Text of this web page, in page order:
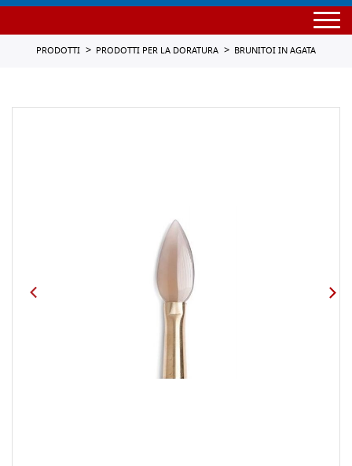
PRODOTTI PRODOTTI PER LA DORATURA BRUNITOI IN AGATA